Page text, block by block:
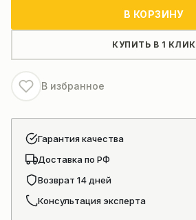
крана
Zoomlion
QY25
В КОРЗИНУ
КУПИТЬ В 1 КЛИК
В избранное
Гарантия качества
Доставка по РФ
Возврат 14 дней
Консультация эксперта